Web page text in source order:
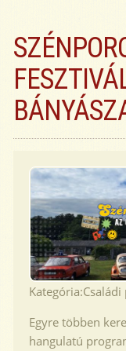
Kategória:
Egyre többen
hangulatú